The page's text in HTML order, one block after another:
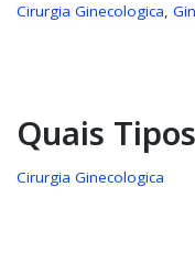
Cirurgia Ginecologica,
Quais
Cirurgia Ginecologica